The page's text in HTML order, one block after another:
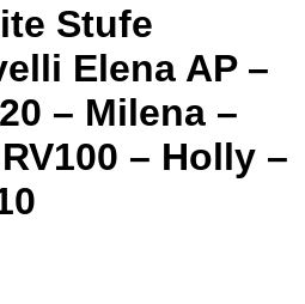
Stufe
Elena AP –
– Milena –
– Holly –